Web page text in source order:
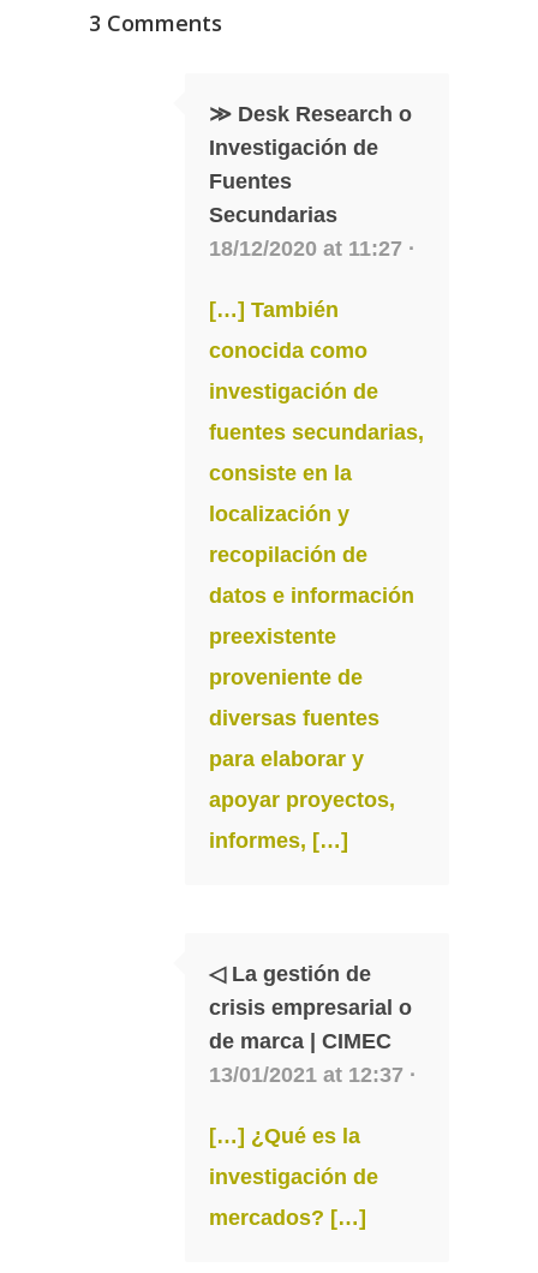
3 Comments
≫ Desk Research o
Investigación de
Fuentes
Secundarias
18/12/2020 at 11:27 ·
[…] También
conocida como
investigación de
fuentes secundarias,
consiste en la
localización y
recopilación de
datos e información
preexistente
proveniente de
diversas fuentes
para elaborar y
apoyar proyectos,
informes, […]
◁ La gestión de
crisis empresarial o
de marca | CIMEC
13/01/2021 at 12:37 ·
[…] ¿Qué es la
investigación de
mercados? […]